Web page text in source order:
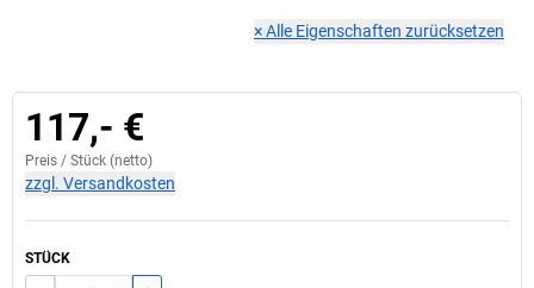
×Alle Eigenschaften zurücksetzen
117,- €
Preis / Stück (netto)
zzgl. Versandkosten
STÜCK